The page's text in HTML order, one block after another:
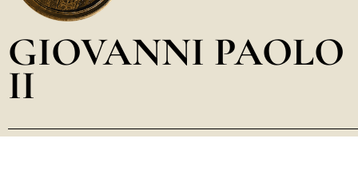
POLSKI
GIOVANNI PAOLO
II